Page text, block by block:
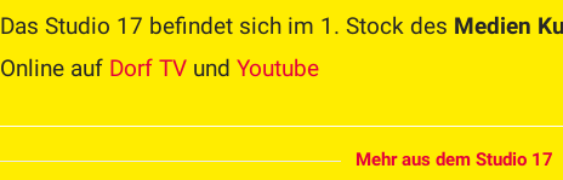
Das Studio 17 befindet sich im 1. Stock des Medien
Online auf Dorf TV und Youtube
Mehr aus dem Studio 17